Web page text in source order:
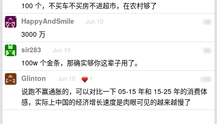
100 个，不买车不买房不进超市，在农村够了
98
HappyAndSmile Jun 10
3000 万
99
sir283 Jun 10
100w 个金条，那确实够你这辈子用了。
100
Glinton Jun 10 1
说跑不赢通胀的，可以对比一下 05-15 年和 15-25 年的消费体
感，实际上中国的经济增长速度是肉眼可见的越来越慢了